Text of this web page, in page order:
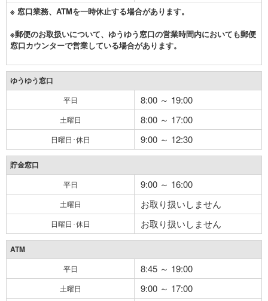
※ 窓口業務、ATMを一時休止する場合があります。
※郵便のお取扱いについて、ゆうゆう窓口の営業時間内においても郵便
窓口カウンターで営業している場合があります。
ゆうゆう窓口
平日 8:00 ～ 19:00
土曜日 8:00 ～ 17:00
日曜日･休日 9:00 ～ 12:30
貯金窓口
平日 9:00 ～ 16:00
土曜日 お取り扱いしません
日曜日･休日 お取り扱いしません
ATM
平日 8:45 ～ 19:00
土曜日 9:00 ～ 17:00